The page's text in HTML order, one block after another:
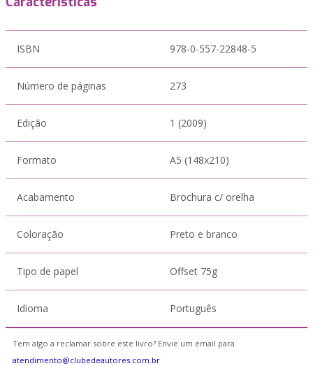
ISBN 978-0-557-22848-5
Número de páginas 273
Edição 1 (2009)
Formato A5 (148x210)
Acabamento Brochura c/ orelha
Coloração Preto e branco
Tipo de papel Offset 75g
Idioma Português
Tem algo a reclamar sobre este livro? Envie um email para
atendimento@clubedeautores.com.br